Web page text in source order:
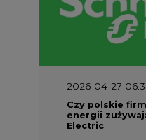
2026-04-27
Czy polskie
energii
Electric